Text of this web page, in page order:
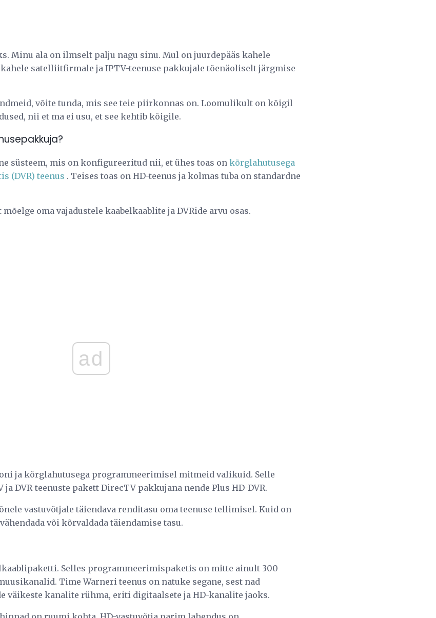
Minu ala on ilmselt palju nagu sinu. Mul on juurdepääs kahele
satelliitfirmale ja IPTV-teenuse pakkujale tõenäoliselt järgmise
võite tunda, mis see teie piirkonnas on. Loomulikult on kõigil
nii et ma ei usu, et see kehtib kõigile.
süsteem, mis on konfigureeritud nii, et ühes toas on kõrglahutusega
(DVR) teenus . Teises toas on HD-teenus ja kolmas tuba on standardne
oma vajadustele kaabelkaablite ja DVRide arvu osas.
ad
ja kõrglahutusega programmeerimisel mitmeid valikuid. Selle
DVR-teenuste pakett DirecTV pakkujana nende Plus HD-DVR.
vastuvõtjale täiendava renditasu oma teenuse tellimisel. Kuid on
või kõrvaldada täiendamise tasu.
Selles programmeerimispaketis on mitte ainult 300
Time Warneri teenus on natuke segane, sest nad
väikeste kanalite rühma, eriti digitaalsete ja HD-kanalite jaoks.